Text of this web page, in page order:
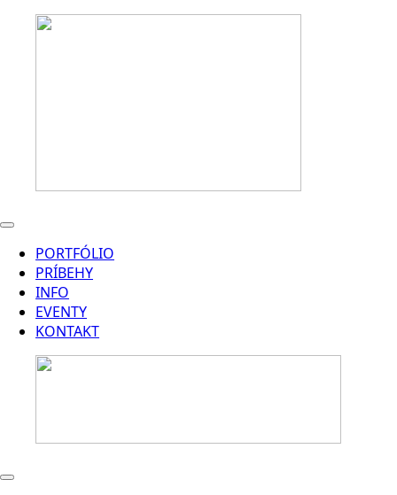
PORTFÓLIO
PRÍBEHY
INFO
EVENTY
KONTAKT